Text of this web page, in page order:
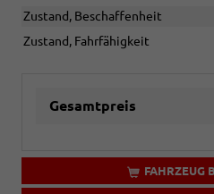
Zustand, Beschaffenheit
Zustand, Fahrfähigkeit
Gesamtpreis
FAHRZEUG